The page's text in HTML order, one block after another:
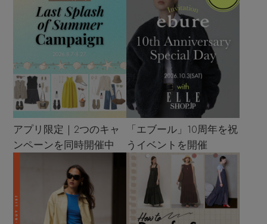
アプリ限定｜2つのキャ
ンペーンを同時開催中
「エブール」10周年を祝
うイベントを開催